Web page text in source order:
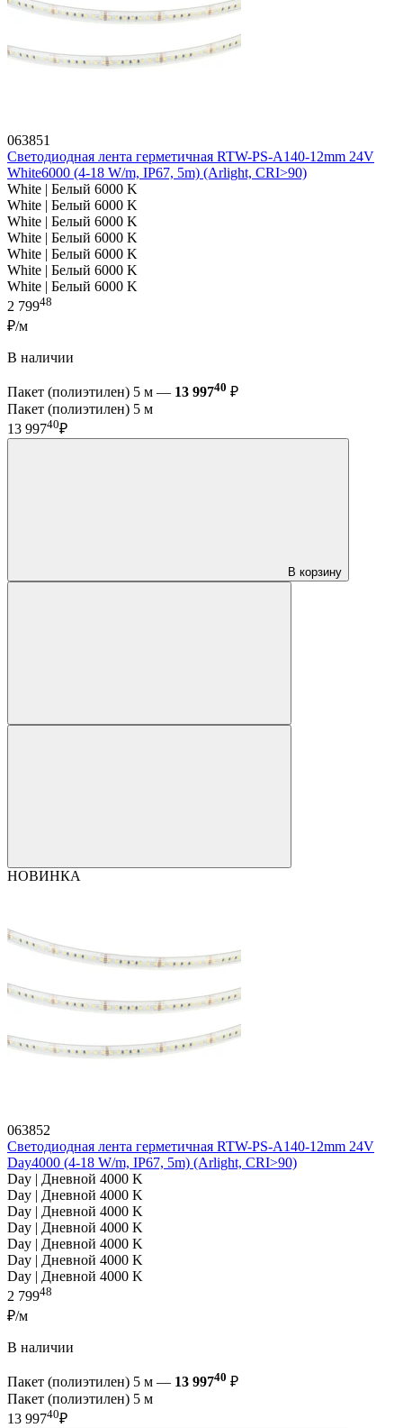
063851
Светодиодная лента герметичная RTW-PS-A140-12mm 24V
White6000 (4-18 W/m, IP67, 5m) (Arlight, CRI>90)
White | Белый 6000 K
White | Белый 6000 K
White | Белый 6000 K
White | Белый 6000 K
White | Белый 6000 K
White | Белый 6000 K
White | Белый 6000 K
2 79948
₽/м
В наличии
Пакет (полиэтилен) 5 м — 13 99740 ₽
Пакет (полиэтилен) 5 м
13 99740₽
В корзину
НОВИНКА
063852
Светодиодная лента герметичная RTW-PS-A140-12mm 24V
Day4000 (4-18 W/m, IP67, 5m) (Arlight, CRI>90)
Day | Дневной 4000 K
Day | Дневной 4000 K
Day | Дневной 4000 K
Day | Дневной 4000 K
Day | Дневной 4000 K
Day | Дневной 4000 K
Day | Дневной 4000 K
2 79948
₽/м
В наличии
Пакет (полиэтилен) 5 м — 13 99740 ₽
Пакет (полиэтилен) 5 м
13 99740₽